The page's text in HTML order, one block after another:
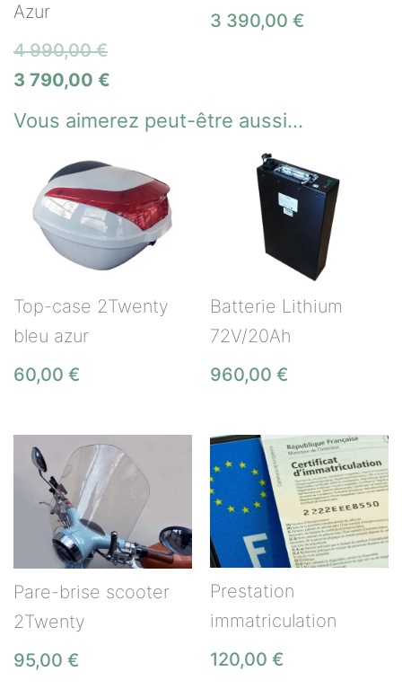
Azur
4 990,00€
3 790,00 €
3 390,00 €
Vous aimerez peut-être aussi…
Top-case 2Twenty
bleu azur
60,00 €
Batterie Lithium
72V/20Ah
960,00 €
Pare-brise scooter
2Twenty
95,00 €
Prestation
immatriculation
120,00 €